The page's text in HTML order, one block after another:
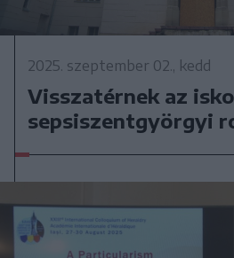
2025. szeptember 02., kedd
Visszatérnek az
sepsiszentgyörgyi